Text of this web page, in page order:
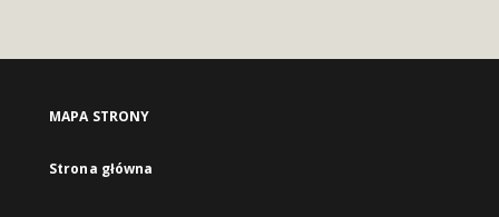
MAPA STRONY
Strona główna